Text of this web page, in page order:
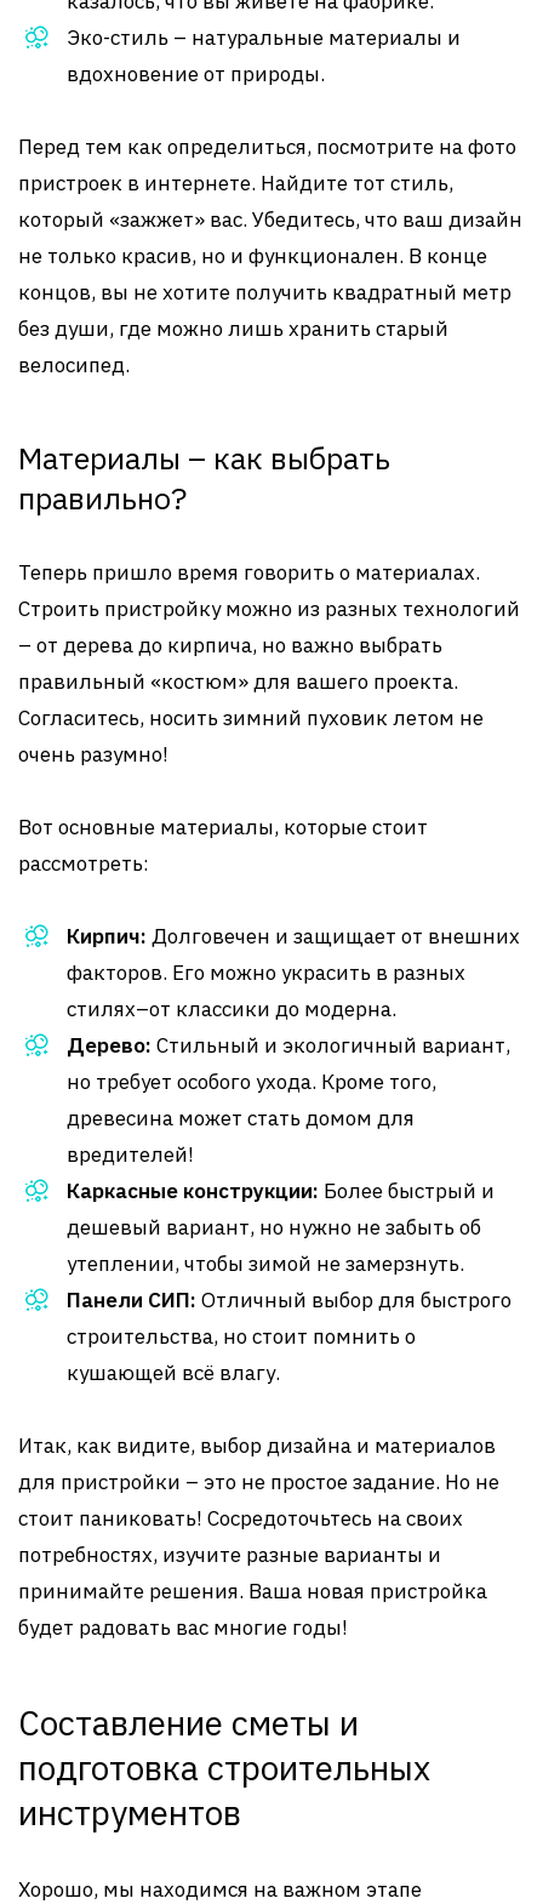
Эко-стиль – натуральные материалы и
вдохновение от природы.
Перед тем как определиться, посмотрите на фото
пристроек в интернете. Найдите тот стиль,
который «зажжет» вас. Убедитесь, что ваш дизайн
не только красив, но и функционален. В конце
концов, вы не хотите получить квадратный метр
без души, где можно лишь хранить старый
велосипед.
Материалы – как выбрать
правильно?
Теперь пришло время говорить о материалах.
Строить пристройку можно из разных технологий
– от дерева до кирпича, но важно выбрать
правильный «костюм» для вашего проекта.
Согласитесь, носить зимний пуховик летом не
очень разумно!
Вот основные материалы, которые стоит
рассмотреть:
Кирпич: Долговечен и защищает от внешних
факторов. Его можно украсить в разных
стилях–от классики до модерна.
Дерево: Стильный и экологичный вариант,
но требует особого ухода. Кроме того,
древесина может стать домом для
вредителей!
Каркасные конструкции: Более быстрый и
дешевый вариант, но нужно не забыть об
утеплении, чтобы зимой не замерзнуть.
Панели СИП: Отличный выбор для быстрого
строительства, но стоит помнить о
кушающей всё влагу.
Итак, как видите, выбор дизайна и материалов
для пристройки – это не простое задание. Но не
стоит паниковать! Сосредоточьтесь на своих
потребностях, изучите разные варианты и
принимайте решения. Ваша новая пристройка
будет радовать вас многие годы!
Составление сметы и
подготовка строительных
инструментов
Хорошо, мы находимся на важном этапе